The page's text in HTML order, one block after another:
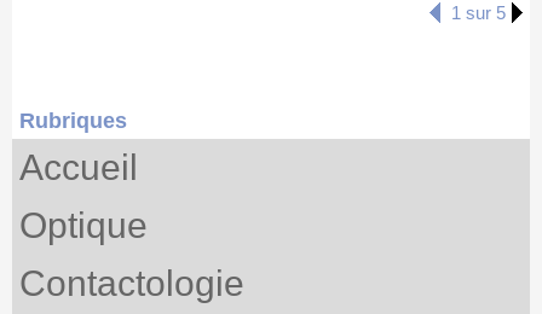
1 sur 5
Rubriques
Accueil
Optique
Contactologie